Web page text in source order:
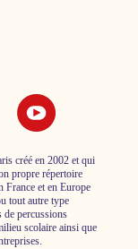
créé en 2002 et qui
propre répertoire
France et en Europe
tout autre type
de percussions
scolaire ainsi que